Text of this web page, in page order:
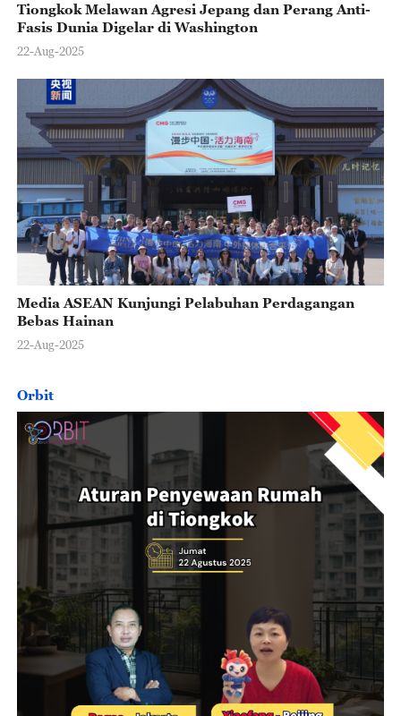
Tiongkok Melawan Agresi Jepang dan Perang Anti-
Fasis Dunia Digelar di Washington
22-Aug-2025
Media ASEAN Kunjungi Pelabuhan Perdagangan
Bebas Hainan
22-Aug-2025
Orbit